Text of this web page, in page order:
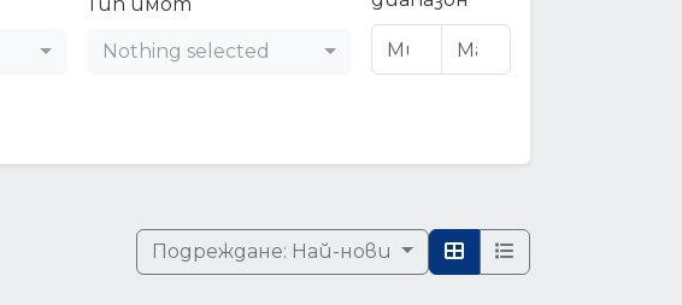
Nothing selected
Подреждане: Най-нови